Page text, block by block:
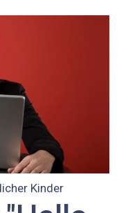
Kinder